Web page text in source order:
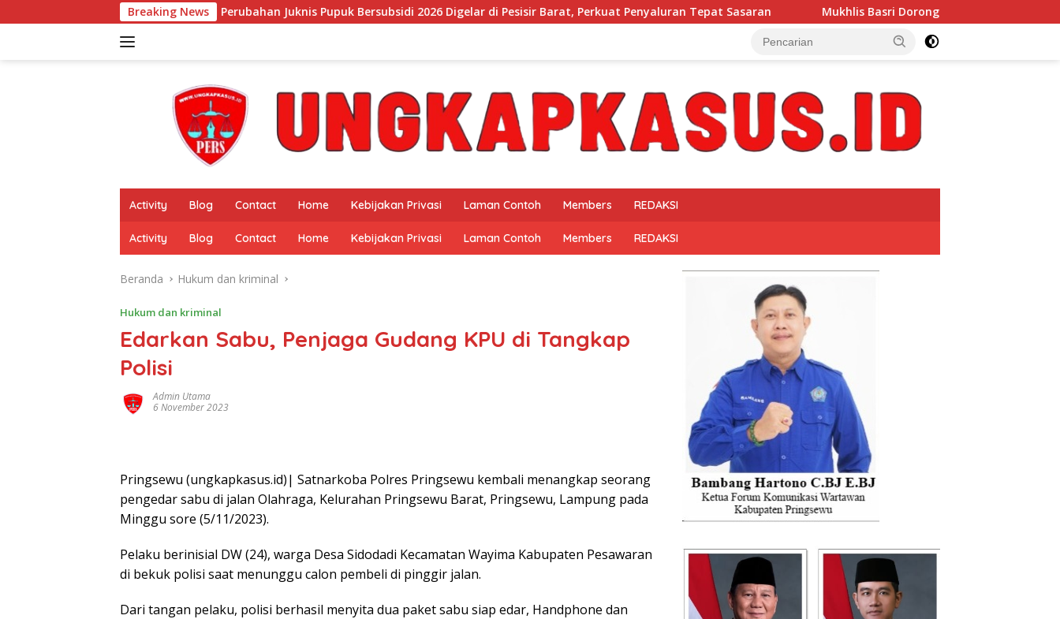
ke
Breaking News
Sosialisasi Perubahan Juknis Pupuk Bersubsidi 2026 Digelar di Pesisir Barat, Perkuat Penyaluran Tepat Sasaran Mukhlis Basri Dorong Nelayan Manfaatkan Informasi Cuaca Melalui
Activity Blog Contact Home Kebijakan Privasi Laman Contoh Members REDAKSI
Activity Blog Contact Home Kebijakan Privasi Laman Contoh Members REDAKSI
Beranda Hukum dan kriminal
Hukum dan kriminal
Edarkan Sabu, Penjaga Gudang KPU di Tangkap
Polisi
Admin Utama
6 November 2023
Pringsewu (ungkapkasus.id)| Satnarkoba Polres Pringsewu kembali menangkap seorang
pengedar sabu di jalan Olahraga, Kelurahan Pringsewu Barat, Pringsewu, Lampung pada
Minggu sore (5/11/2023).
Pelaku berinisial DW (24), warga Desa Sidodadi Kecamatan Wayima Kabupaten Pesawaran
di bekuk polisi saat menunggu calon pembeli di pinggir jalan.
Dari tangan pelaku, polisi berhasil menyita dua paket sabu siap edar, Handphone dan